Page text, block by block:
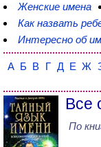
Женские имена
Как назвать
Интересно об
А Б В Г Д Е Ж
Все
По